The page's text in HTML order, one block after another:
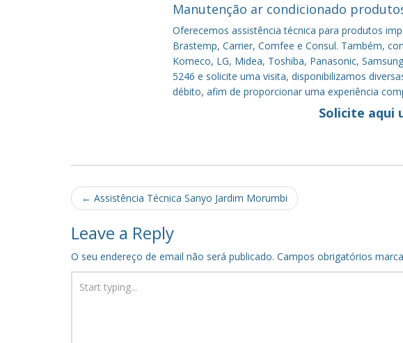
Manutenção ar condicionado
Oferecemos assistência técnica para produtos
Brastemp, Carrier, Comfee e Consul. Também,
Komeco, LG, Midea, Toshiba, Panasonic,
5246 e solicite uma visita, disponibilizamos
débito, afim de proporcionar uma experiência
Solicite aqui
Post
navigation
← Assistência Técnica Sanyo Jardim Morumbi
Leave a Reply
O seu endereço de email não será publicado. Campos obrigatórios